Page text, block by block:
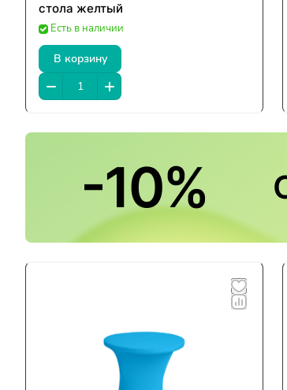
стола желтый
Есть в наличии
В корзину